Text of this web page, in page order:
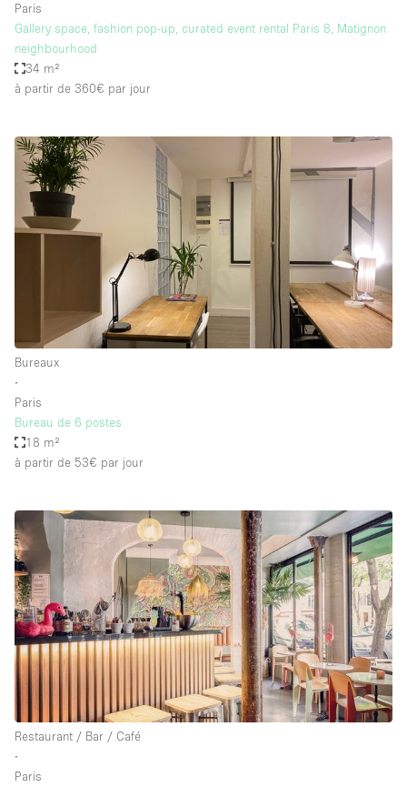
Paris
Gallery space, fashion pop-up, curated event rental Paris 8, Matignon
neighbourhood
34 m²
à partir de 360€ par jour
Bureaux
∙
Paris
Bureau de 6 postes
18 m²
à partir de 53€ par jour
Restaurant / Bar / Café
∙
Paris